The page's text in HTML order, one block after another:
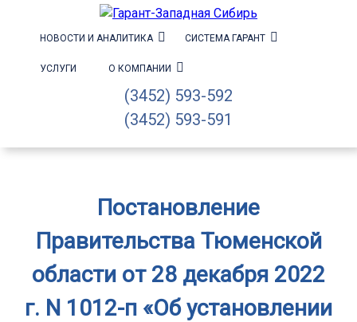
НОВОСТИ И АНАЛИТИКА СИСТЕМА ГАРАНТ
УСЛУГИ О КОМПАНИИ
(3452) 593-592
(3452) 593-591
Постановление
Правительства Тюменской
области от 28 декабря 2022
г. N 1012-п «Об установлении